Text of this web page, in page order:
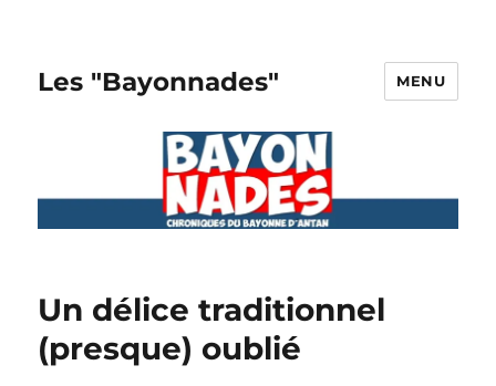
Les "Bayonnades" MENU
Un délice traditionnel
(presque) oublié